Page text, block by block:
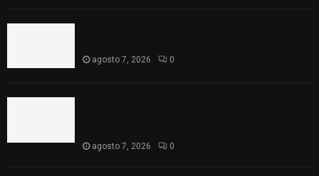
agosto 7, 2026 0
agosto 7, 2026 0